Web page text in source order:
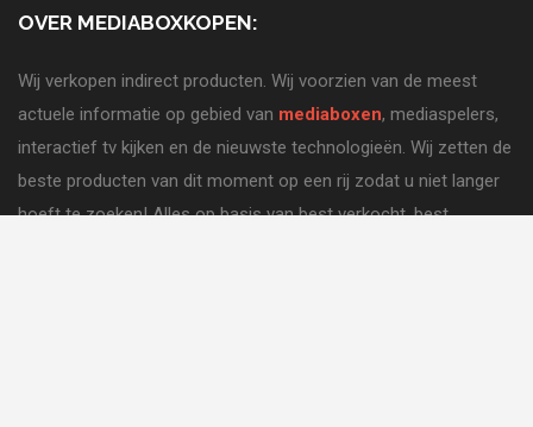
OVER MEDIABOXKOPEN:
Wij verkopen indirect producten. Wij voorzien van de meest
actuele informatie op gebied van mediaboxen, mediaspelers,
interactief tv kijken en de nieuwste technologieën. Wij zetten de
beste producten van dit moment op een rij zodat u niet langer
hoeft te zoeken! Alles op basis van best verkocht, best